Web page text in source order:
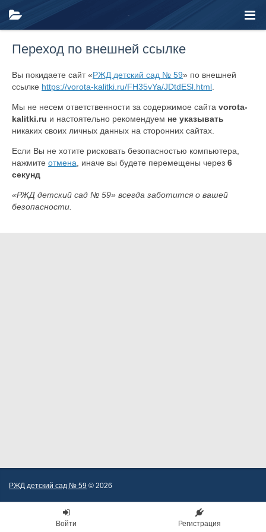
Переход по внешней ссылке
Вы покидаете сайт «РЖД детский сад № 59» по внешней
ссылке https://vorota-kalitki.ru/FH35vYa/JDtdESl.html
Мы не несем ответственности за содержимое сайта vorota-
kalitki.ru и настоятельно рекомендуем не указывать
никаких своих личных данных на сторонних сайтах.
Если Вы не хотите рисковать безопасностью компьютера,
нажмите отмена , иначе вы будете перемещены через 6
секунд
«РЖД детский сад № 59» всегда заботится о вашей
безопасности.
РЖД детский сад № 59 © 2026
Войти Регистрация